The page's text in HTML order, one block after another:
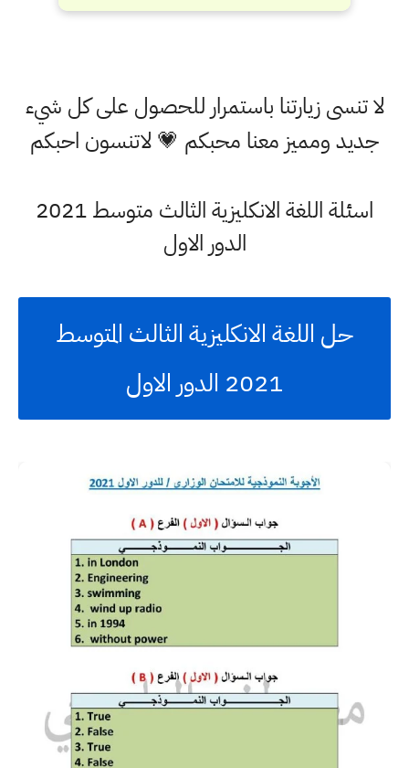
لا تنسى زيارتنا باستمرار للحصول على كل شيء
جديد ومميز معنا محبكم 💗 لاتنسون احبكم
اسئلة اللغة الانكليزية الثالث متوسط 2021
الدور الاول
حل اللغة الانكليزية الثالث المتوسط
2021 الدور الاول